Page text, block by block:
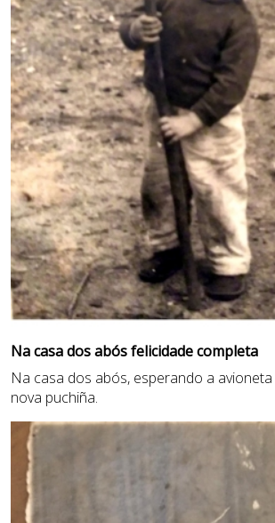
Na casa dos abós felicidade completa
Na casa dos abós, esperando a
nova puchiña.